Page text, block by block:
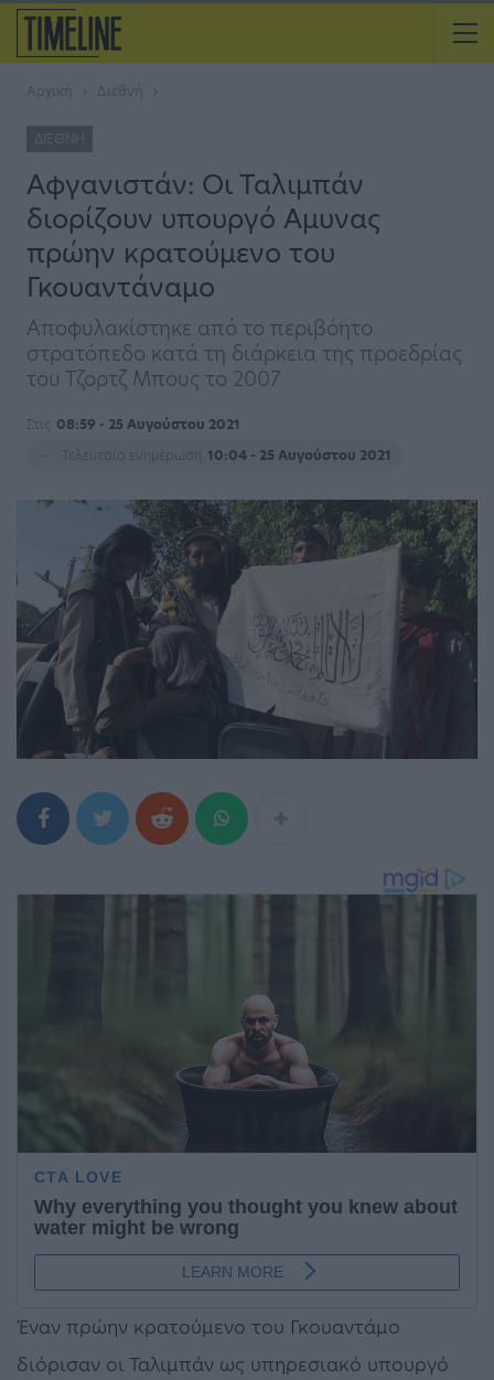
Αρχική Διεθνή
ΔΙΕΘΝΉ
Αφγανιστάν: Οι Ταλιμπάν
διορίζουν υπουργό Aμυνας
πρώην κρατούμενο του
Γκουαντάναμο
Αποφυλακίστηκε από το περιβόητο
στρατόπεδο κατά τη διάρκεια της προεδρίας
του Τζορτζ Μπους το 2007
Στις 08:59 - 25 Αυγούστου 2021
Τελευταία ενημέρωση
10:04 - 25 Αυγούστου 2021
Έναν πρώην κρατούμενο του Γκουαντάμο
διόρισαν οι Ταλιμπάν ως υπηρεσιακό υπουργό